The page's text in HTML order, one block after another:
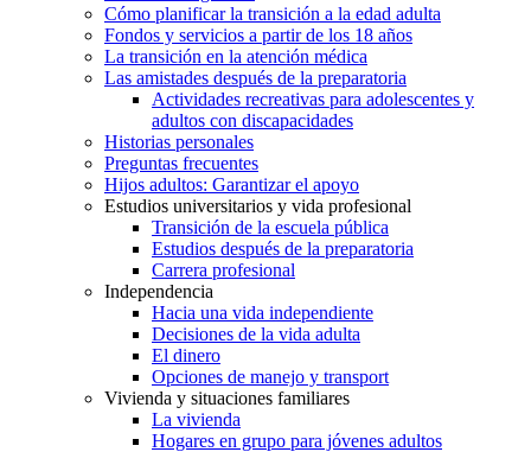
Cómo planificar la transición a la edad adulta
Fondos y servicios a partir de los 18 años
La transición en la atención médica
Las amistades después de la preparatoria
Actividades recreativas para adolescentes y
adultos con discapacidades
Historias personales
Preguntas frecuentes
Hijos adultos: Garantizar el apoyo
Estudios universitarios y vida profesional
Transición de la escuela pública
Estudios después de la preparatoria
Carrera profesional
Independencia
Hacia una vida independiente
Decisiones de la vida adulta
El dinero
Opciones de manejo y transport
Vivienda y situaciones familiares
La vivienda
Hogares en grupo para jóvenes adultos